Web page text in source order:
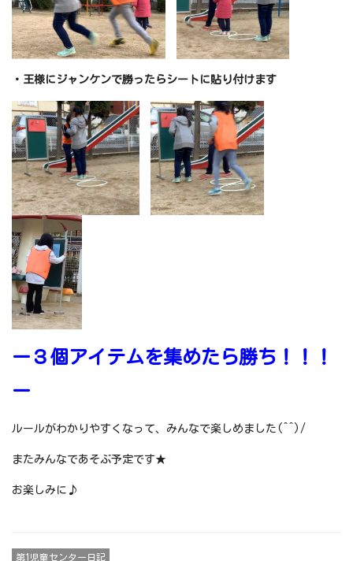
・王様にジャンケンで勝ったらシートに貼り付けます
ー３個アイテムを集めたら勝ち！！！
ー
ルールがわかりやすくなって、みんなで楽しめました(^^)/
またみんなであそぶ予定です★
お楽しみに♪
第1児童センター日記